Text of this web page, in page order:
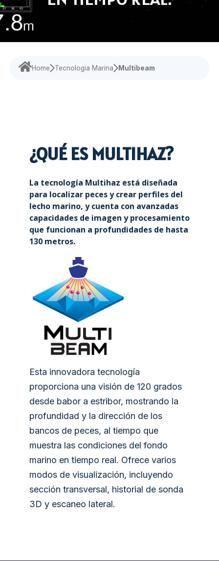
todo el mundo.
integrales,
asegurando
que tus
operaciones
contratiempos.
vanguardia,
diseñados
para
mejorar tu
y eficiencia.
Sensor de rumbo
medida
Encuentra
soluciones
que aborden
tus desafíos
Home Tecnologia Marina Multibeam
¿QUÉ ES MULTIHAZ?
La tecnología Multihaz está diseñada
para localizar peces y crear perfiles del
lecho marino, y cuenta con avanzadas
capacidades de imagen y procesamiento
que funcionan a profundidades de hasta
130 metros.
Esta innovadora tecnología
proporciona una visión de 120 grados
desde babor a estribor, mostrando la
profundidad y la dirección de los
bancos de peces, al tiempo que
muestra las condiciones del fondo
marino en tiempo real. Ofrece varios
modos de visualización, incluyendo
sección transversal, historial de sonda
3D y escaneo lateral.